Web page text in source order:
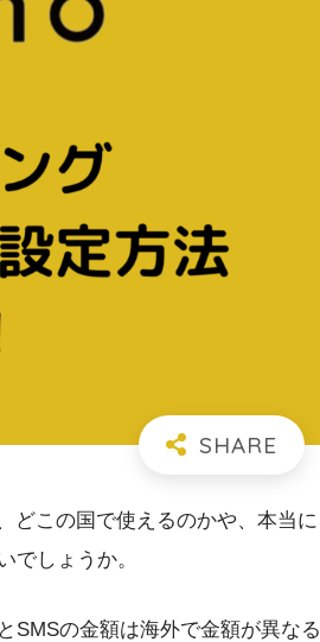
どこの国で使えるのかや、本当に
でしょうか。
SMSの金額は海外で金額が異なる